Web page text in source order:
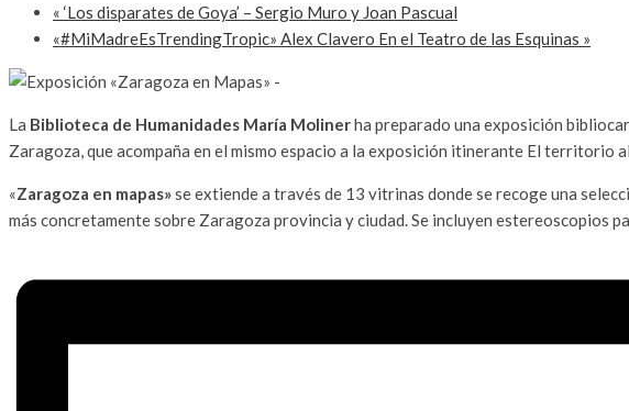
« ‘Los disparates de Goya’ – Sergio Muro y Joan Pascual
«#MiMadreEsTrendingTropic» Alex Clavero En el Teatro de las Esquinas »
La Biblioteca de Humanidades María Molinerha preparado una exposición
Zaragoza, que acompaña en el mismo espacio a la exposición itinerante El territorio
«Zaragoza en mapas»se extiende a través de 13 vitrinas donde se recoge una
más concretamente sobre Zaragoza provincia y ciudad. Se incluyen estereoscopios